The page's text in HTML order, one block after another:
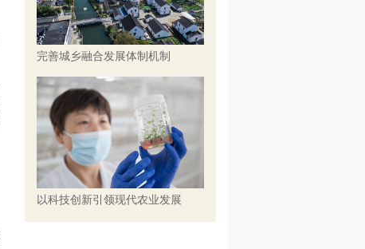
完善城乡融合发展体制机制
以科技创新引领现代农业发展